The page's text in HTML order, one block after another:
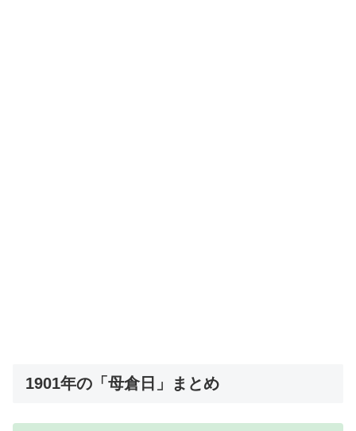
1901年の「母倉日」まとめ